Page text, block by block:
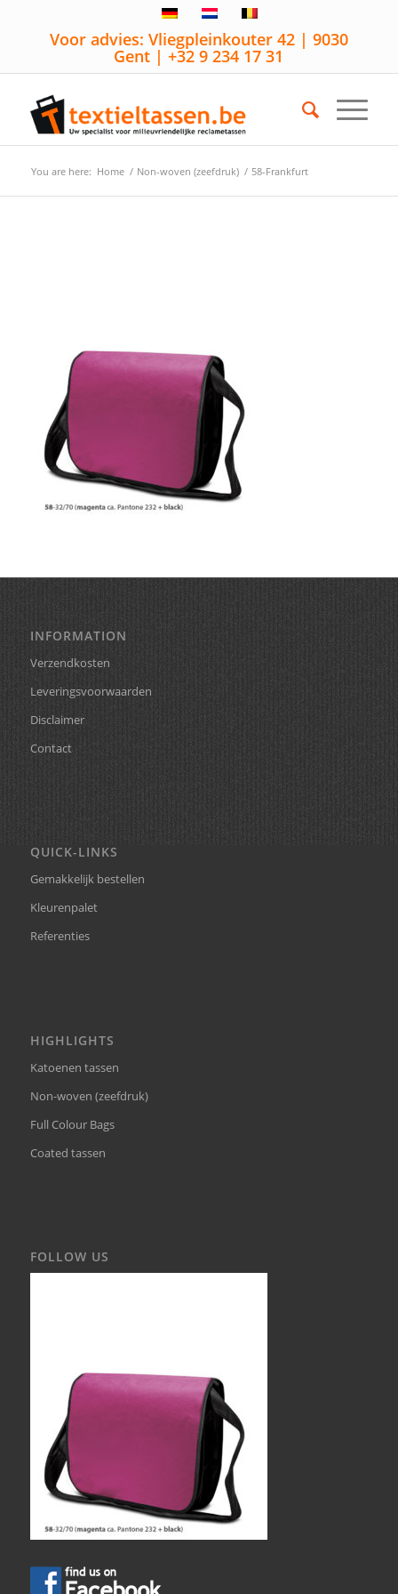
Voor advies: Vliegpleinkouter 42 | 9030
Gent | +32 9 234 17 31
You are here: Home / Non-woven (zeefdruk) / 58-Frankfurt
INFORMATION
Verzendkosten
Leveringsvoorwaarden
Disclaimer
Contact
QUICK-LINKS
Gemakkelijk bestellen
Kleurenpalet
Referenties
HIGHLIGHTS
Katoenen tassen
Non-woven (zeefdruk)
Full Colour Bags
Coated tassen
FOLLOW US